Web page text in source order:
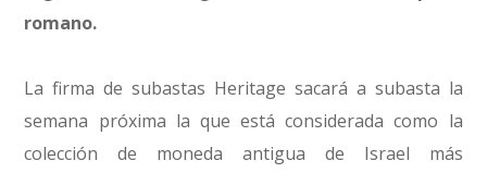
romano.
La firma de subastas Heritage sacará a subasta la
semana próxima la que está considerada como la
colección de moneda antigua de Israel más